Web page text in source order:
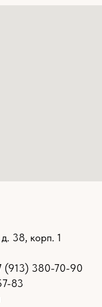
38, корп. 1
(913) 380-70-90
83